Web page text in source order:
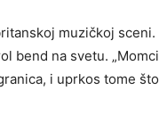
muzičkoj sceni.
bend na svetu. „Momci
i uprkos tome što